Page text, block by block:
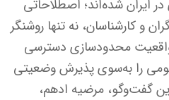
ایران شده‌اند؛ اصطلاحاتی
و کارشناسان، نه تنها روشنگر
واقعیت محدودسازی دسترسی
را به‌سوی پذیرش وضعیتی
گفت‌وگو، مرضیه ادهم،